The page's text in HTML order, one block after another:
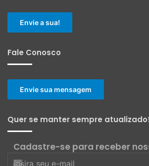
Envie a sua!
Fale Conosco
Envie sua mensagem
Quer se manter sempre
Cadastre-se para receber